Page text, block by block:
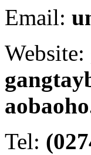
Email:
Website:
Tel: